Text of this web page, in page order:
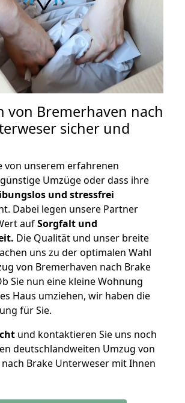
von Bremerhaven nach
sicher und
von unserem erfahrenen
Umzüge oder dass ihre
und stressfrei
Dabei legen unsere Partner
aufSorgfalt und
Die Qualität und unser breite
uns zu der optimalen Wahl
von Bremerhaven nach Brake
Sie nun eine kleine Wohnung
Haus umziehen, wir haben die
für Sie.
und kontaktieren Sie uns noch
deutschlandweiten Umzug von
Brake Unterweser mit Ihnen